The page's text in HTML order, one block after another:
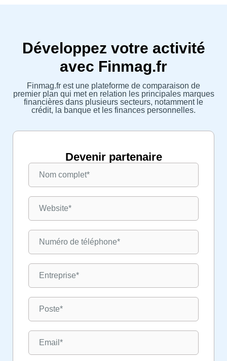
Développez votre activité
avec Finmag.fr
Finmag.fr est une plateforme de comparaison de
premier plan qui met en relation les principales marques
financières dans plusieurs secteurs, notamment le
crédit, la banque et les finances personnelles.
Devenir partenaire